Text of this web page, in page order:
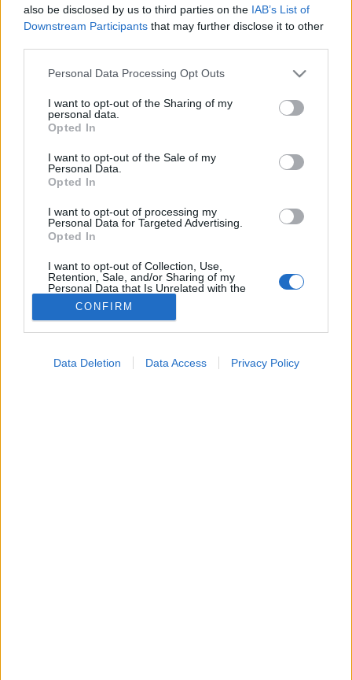
also be disclosed by us to third parties on the IAB’s List of
Downstream Participants that may further disclose it to other
Please note that this website/app uses one or more Google
not limited to your visit or usage behaviour. You may click to
grant or deny consent to Google and its third-party tags to
use your data for below specified purposes in below Google
consent section.
Personal Data Processing Opt Outs
I want to opt-out of the Sharing of my
personal data.
Opted In
I want to opt-out of the Sale of my
Personal Data.
Opted In
I want to opt-out of processing my
Personal Data for Targeted Advertising.
Opted In
I want to opt-out of Collection, Use,
Retention, Sale, and/or Sharing of my
Personal Data that Is Unrelated with the
Purposes for which it was collected.
Opted Out
CONFIRM
Data Deletion Data Access Privacy Policy
Tüdőbetegségek
Tüdőbetegségek